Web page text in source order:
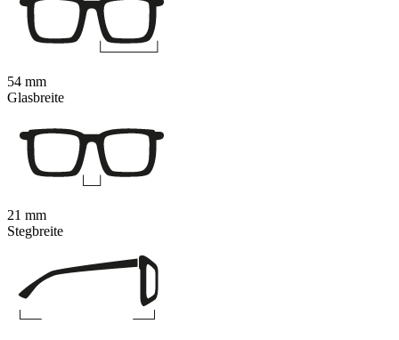
54 mm
Glasbreite
21 mm
Stegbreite